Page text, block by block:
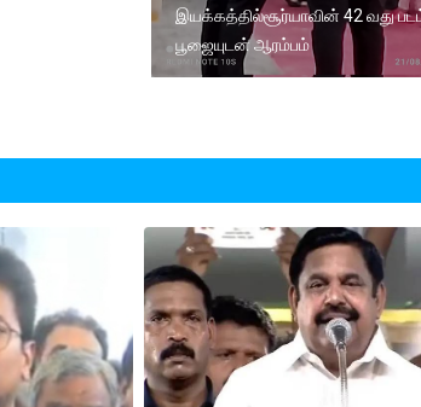
இயக்கத்தில்சூர்யாவின் 42 வது
பூஜையுடன் ஆரம்பம்